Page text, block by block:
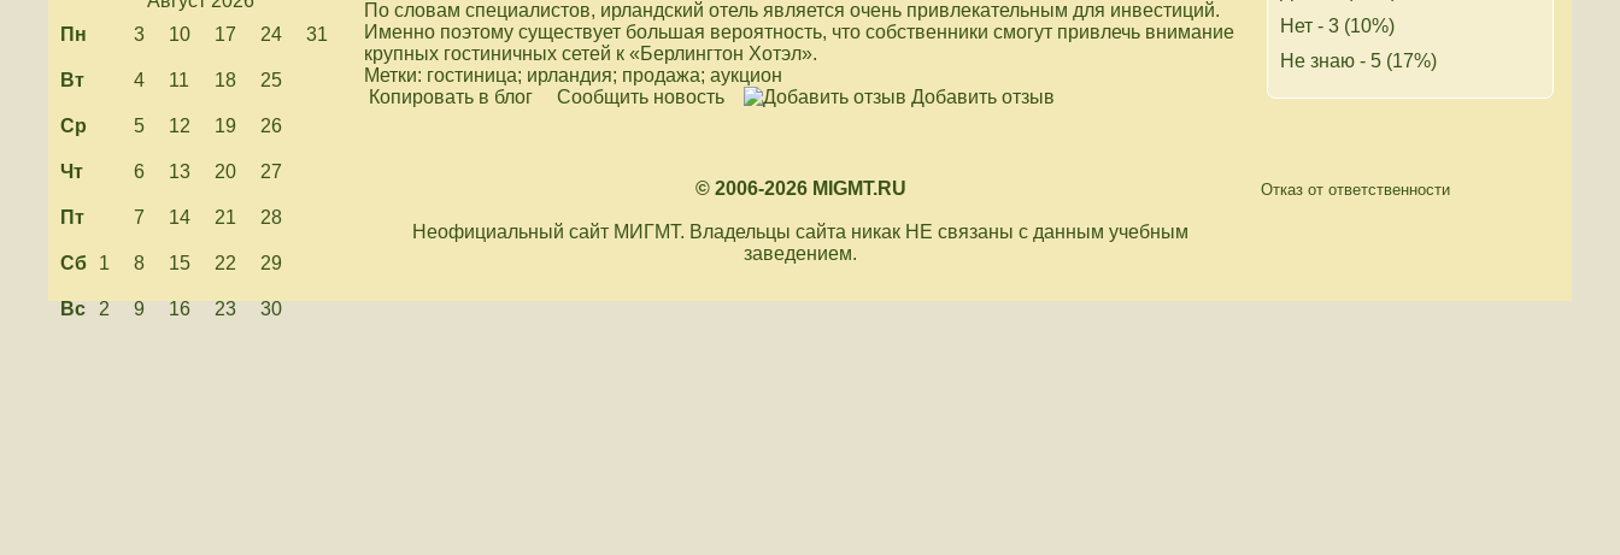
Пн
3 10 17 24 31
Вт 4 11 18 25
Ср 5 12 19 26
Чт 6 13 20 27
Пт 7 14 21 28
Сб 1 8 15 22 29
Вс 2 9 16 23 30
По словам специалистов, ирландский отель является очень привлекательным для инвестиций.
Именно поэтому существует большая вероятность, что собственники смогут привлечь внимание
крупных гостиничных сетей к «Берлингтон Хотэл».
Метки: гостиница; ирландия; продажа; аукцион
Копировать в блог
Сообщить новость Добавить отзыв
Нет - 3 (10%)
Не знаю - 5 (17%)
© 2006-2026 MIGMT.RU
Неофициальный сайт МИГМТ. Владельцы сайта никак НЕ связаны с данным учебным
заведением.
Отказ от ответственности